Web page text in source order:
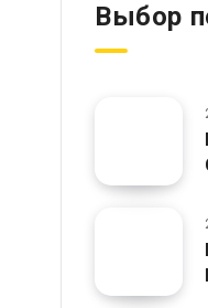
Выбор